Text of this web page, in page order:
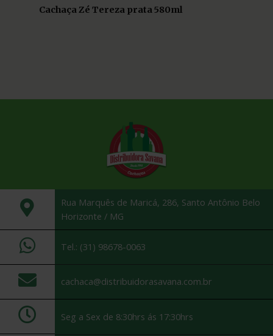
Cachaça Zé Tereza prata 580ml
Rua Marquês de Maricá, 286, Santo Antônio Belo
Horizonte / MG
Tel.: (31) 98678-0063
cachaca@distribuidorasavana.com.br
Seg a Sex de 8:30hrs ás 17:30hrs